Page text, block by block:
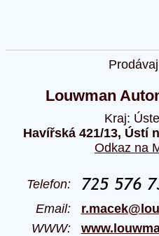
Louwman
Kraj:
Havířská 421/13, Ústí
Odkaz na
Telefon:
Email:
WWW: